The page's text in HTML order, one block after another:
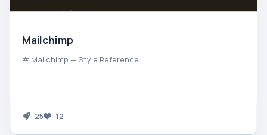
Mailchimp
# Mailchimp — Style Reference
25 12